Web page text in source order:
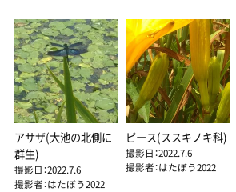
アサザ(大池の北側に
群生)
撮影日：2022.7.6
撮影者：はたぼう2022
ピース(ススキノキ科)
撮影日：2022.7.6
撮影者：はたぼう2022